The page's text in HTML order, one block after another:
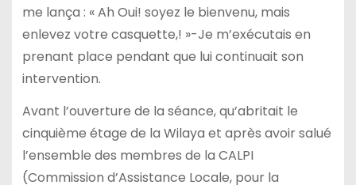
me lança : « Ah Oui! soyez le bienvenu, mais
enlevez votre casquette,! »-Je m’exécutais en
prenant place pendant que lui continuait son
intervention.
Avant l’ouverture de la séance, qu’abritait le
cinquième étage de la Wilaya et après avoir salué
l’ensemble des membres de la CALPI
(Commission d’Assistance Locale, pour la